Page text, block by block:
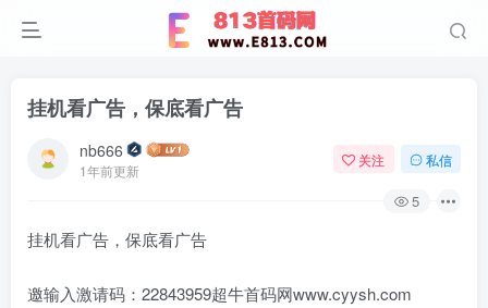
挂机看广告，保底看广告
nb666
1年前更新
关注 私信
5
挂机看广告，保底看广告
邀输入激请码：22843959超牛首码网www.cyysh.com